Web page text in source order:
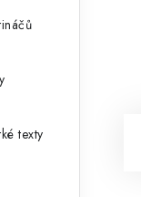
texty